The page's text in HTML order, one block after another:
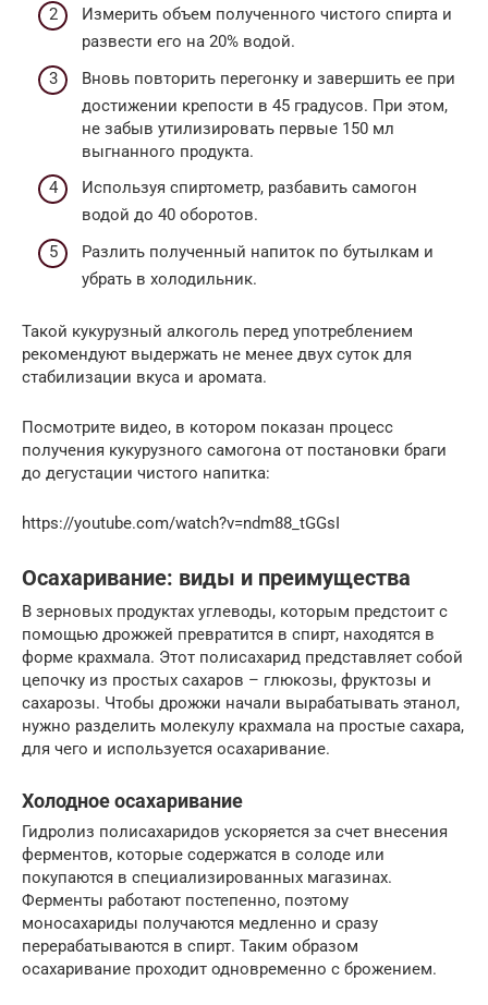
Измерить объем полученного чистого спирта и
развести его на 20% водой.
Вновь повторить перегонку и завершить ее при
достижении крепости в 45 градусов. При этом,
не забыв утилизировать первые 150 мл
выгнанного продукта.
Используя спиртометр, разбавить самогон
водой до 40 оборотов.
Разлить полученный напиток по бутылкам и
убрать в холодильник.
Такой кукурузный алкоголь перед употреблением
рекомендуют выдержать не менее двух суток для
стабилизации вкуса и аромата.
Посмотрите видео, в котором показан процесс
получения кукурузного самогона от постановки браги
до дегустации чистого напитка:
https://youtube.com/watch?v=ndm88_tGGsI
Осахаривание: виды и преимущества
В зерновых продуктах углеводы, которым предстоит с
помощью дрожжей превратится в спирт, находятся в
форме крахмала. Этот полисахарид представляет собой
цепочку из простых сахаров – глюкозы, фруктозы и
сахарозы. Чтобы дрожжи начали вырабатывать этанол,
нужно разделить молекулу крахмала на простые сахара,
для чего и используется осахаривание.
Холодное осахаривание
Гидролиз полисахаридов ускоряется за счет внесения
ферментов, которые содержатся в солоде или
покупаются в специализированных магазинах.
Ферменты работают постепенно, поэтому
моносахариды получаются медленно и сразу
перерабатываются в спирт. Таким образом
осахаривание проходит одновременно с брожением.